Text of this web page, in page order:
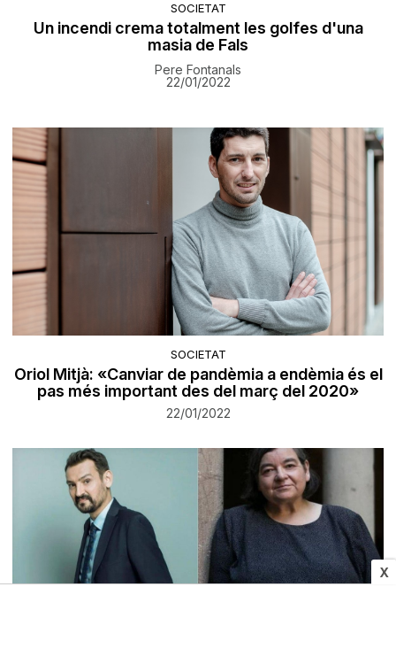
X
SOCIETAT
Un incendi crema totalment les golfes d'una
masia de Fals
Pere Fontanals
22/01/2022
SOCIETAT
Oriol Mitjà: «Canviar de pandèmia a endèmia és el
pas més important des del març del 2020»
22/01/2022